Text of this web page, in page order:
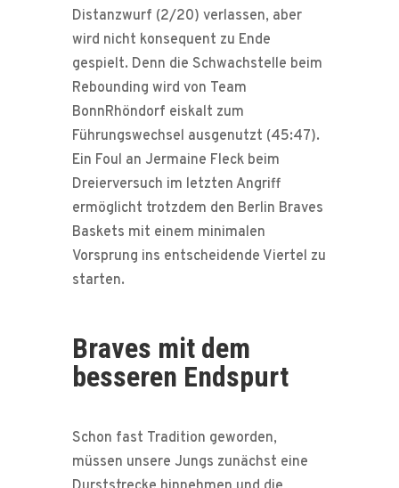
Distanzwurf (2/20) verlassen, aber
wird nicht konsequent zu Ende
gespielt. Denn die Schwachstelle beim
Rebounding wird von Team
BonnRhöndorf eiskalt zum
Führungswechsel ausgenutzt (45:47).
Ein Foul an Jermaine Fleck beim
Dreierversuch im letzten Angriff
ermöglicht trotzdem den Berlin Braves
Baskets mit einem minimalen
Vorsprung ins entscheidende Viertel zu
starten.
Braves mit dem
besseren Endspurt
Schon fast Tradition geworden,
müssen unsere Jungs zunächst eine